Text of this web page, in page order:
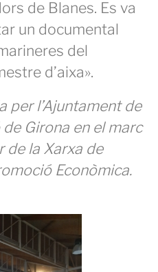
de Blanes. Es va
un documental
del
d’aixa».
per l’Ajuntament de
Girona en el marc
de la Xarxa de
Econòmica.